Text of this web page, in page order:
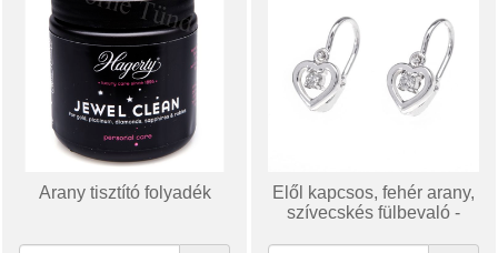
Arany tisztító folyadék
Elől kapcsos, fehér arany,
szívecskés fülbevaló -